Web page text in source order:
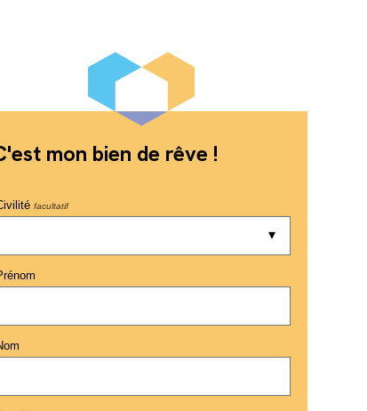
mon bien de rêve !
facultatif